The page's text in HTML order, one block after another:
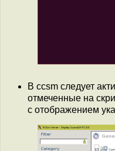
В ccsm следует
отмеченные на
с отображением